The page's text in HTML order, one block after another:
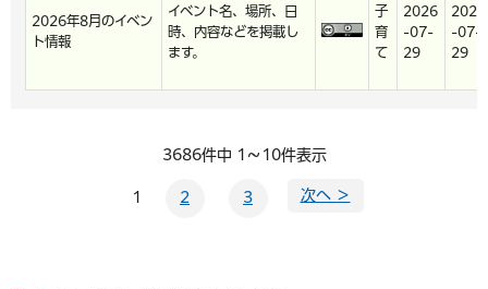
2026年8月のイベン
ト情報
イベント名、場所、日
時、内容などを掲載し
ます。
子
育
て
2026
-07-
29
2026
-07-
29
3686件中 1～10件表示
1 2 3 次へ ＞